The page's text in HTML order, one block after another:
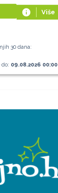
info Više
30 dana:
09.08.2026 00:00